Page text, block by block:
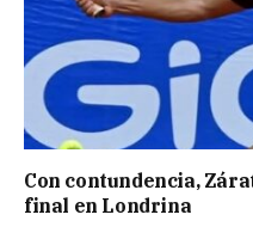
Con contundencia,
final en Londrina